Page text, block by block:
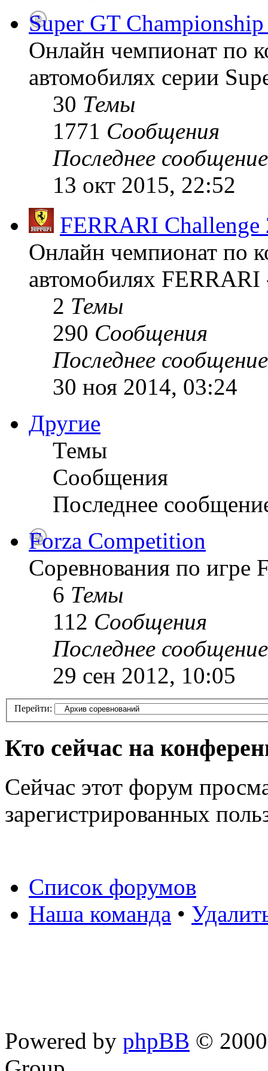
Super GT
Онлайн чемпионат по
автомобилях серии
30 Темы
1771 Сообщения
Последнее сообщение
13 окт 2015, 22:52
FERRARI
Онлайн чемпионат по
автомобилях
2 Темы
290 Сообщения
Последнее сообщение
30 ноя 2014, 03:24
Другие
Темы
Сообщения
Последнее
Forza Competition
Соревнования по игре
6 Темы
112 Сообщения
Последнее сообщение
29 сен 2012, 10:05
Перейти:
Кто сейчас на
Сейчас этот форум
зарегистрированных
Список форумов
Наша команда •
Powered by phpBB ©